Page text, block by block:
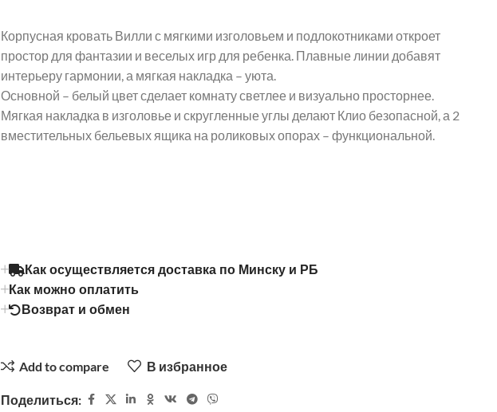
Корпусная кровать Вилли с мягкими изголовьем и подлокотниками откроет
простор для фантазии и веселых игр для ребенка. Плавные линии добавят
интерьеру гармонии, а мягкая накладка – уюта.
Основной – белый цвет сделает комнату светлее и визуально просторнее.
Мягкая накладка в изголовье и скругленные углы делают Клио безопасной, а 2
вместительных бельевых ящика на роликовых опорах – функциональной.
Как осуществляется доставка по Минску и РБ
Как можно оплатить
Возврат и обмен
Add to compare В избранное
Поделиться: